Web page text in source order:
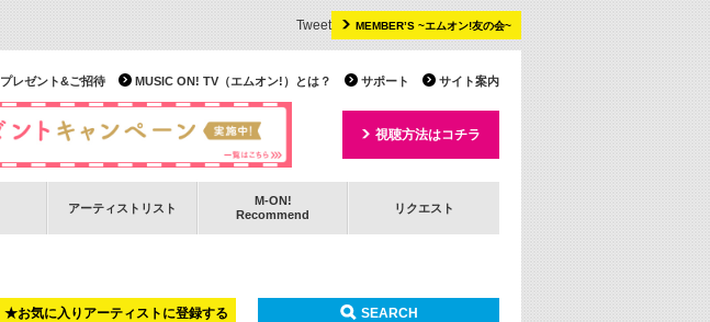
MEMBER’S ~エムオン!友の会~
Tweet
サイト案内
サポート
MUSIC ON! TV（エムオン!）とは？
プレゼント&ご招待
視聴方法はコチラ
アーティストリスト
M-ON!
Recommend
リクエスト
★お気に入りアーティストに登録する SEARCH